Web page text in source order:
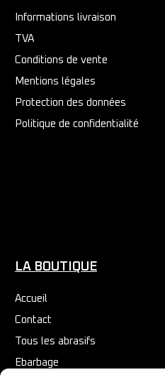
Informations livraison
TVA
Conditions de vente
Mentions légales
Protection des données
Politique de confidentialité
LA BOUTIQUE
Accueil
Contact
Tous les abrasifs
Ebarbage